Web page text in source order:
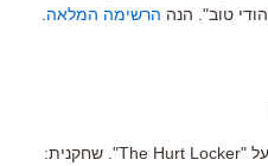
הרשימה המלאה
סרט: "אווטאר". בימוי: קתרין ביגלו על "The Hurt Locker". שחקנית: